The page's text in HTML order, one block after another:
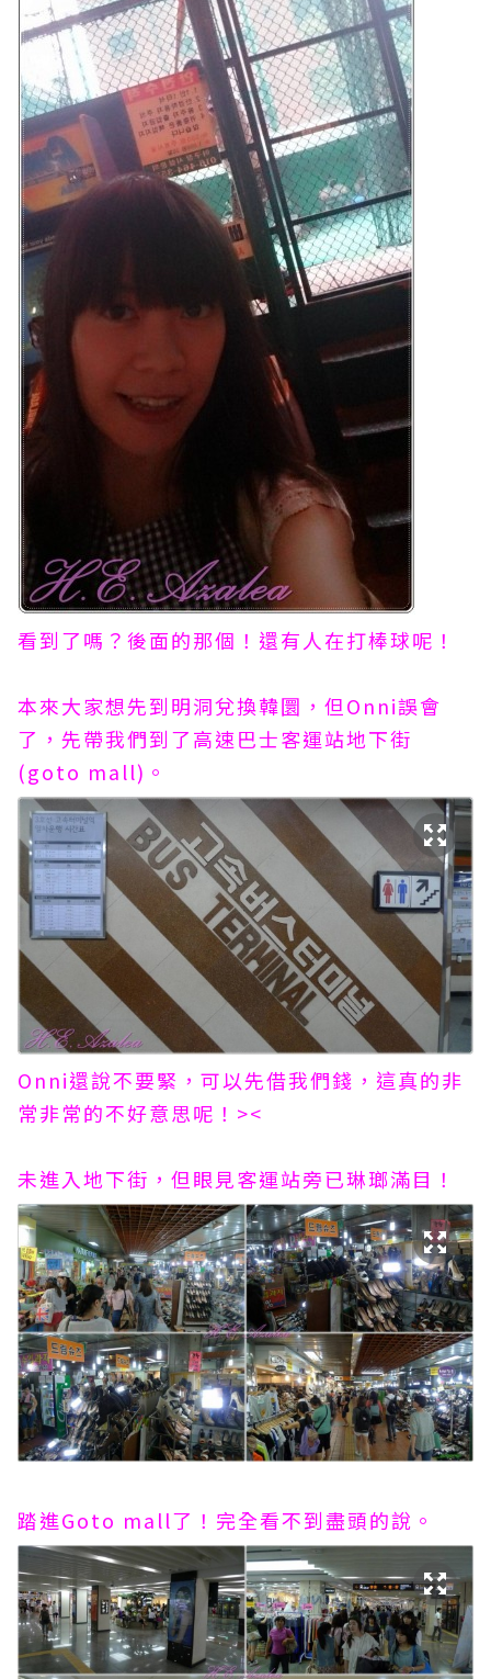
看到了嗎？後面的那個！還有人在打棒球呢！
本來大家想先到明洞兌換韓圜，但Onni誤會
了，先帶我們到了高速巴士客運站地下街
(goto mall)。
Onni還說不要緊，可以先借我們錢，這真的非
常非常的不好意思呢！><
未進入地下街，但眼見客運站旁已琳瑯滿目！
踏進Goto mall了！完全看不到盡頭的說。